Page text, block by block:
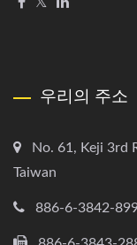
우리의 주소
No. 61, Keji 3rd
Taiwan
886-6-3842-